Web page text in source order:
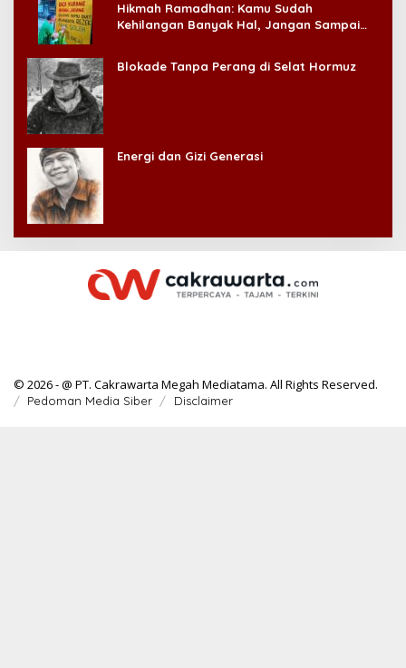
Hikmah Ramadhan: Kamu Sudah
Kehilangan Banyak Hal, Jangan Sampai
Blokade Tanpa Perang di Selat Hormuz
Energi dan Gizi Generasi
© 2026 - @ PT. Cakrawarta Megah Mediatama. All Rights Reserved.
Pedoman Media Siber Disclaimer